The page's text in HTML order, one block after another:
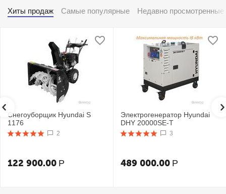
Хиты продаж Самые популярные Недавно просмотренные
Снегоуборщик Hyundai S
1176
2
122 900.00 Р
Электрогенератор Hyundai
DHY 20000SE-T
3
489 000.00 Р